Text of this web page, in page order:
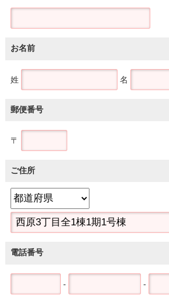
お名前
姓 名
郵便番号
〒
ご住所
電話番号
- -